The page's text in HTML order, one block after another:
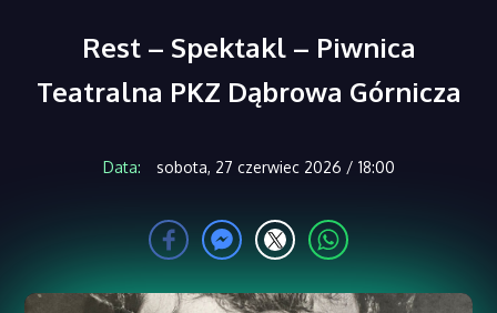
Rest – Spektakl – Piwnica
Teatralna PKZ Dąbrowa Górnicza
Data: sobota, 27 czerwiec 2026 / 18:00